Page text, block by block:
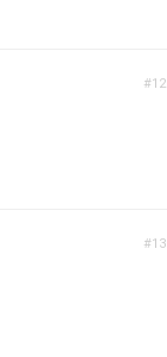
#12
#13